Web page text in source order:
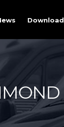
Download